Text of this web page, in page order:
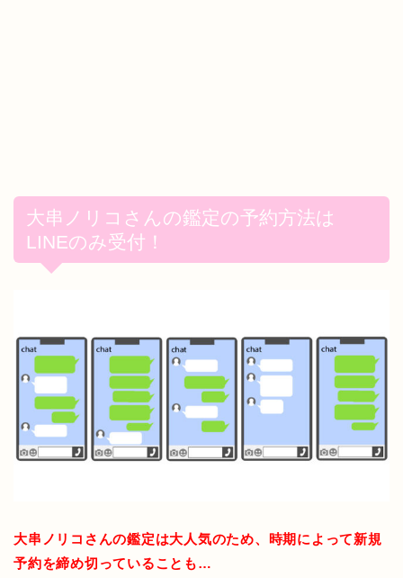
大串ノリコさんの鑑定の予約方法は
LINEのみ受付！
大串ノリコさんの鑑定は大人気のため、時期によって新規
予約を締め切っていることも…